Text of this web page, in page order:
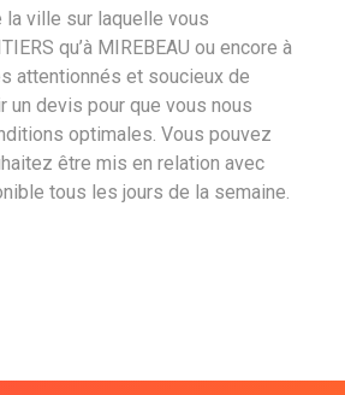
ville sur laquelle vous
qu’à MIREBEAU ou encore à
attentionnés et soucieux de
un devis pour que vous nous
optimales. Vous pouvez
être mis en relation avec
tous les jours de la semaine.